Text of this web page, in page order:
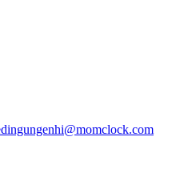
hi@momclock.com